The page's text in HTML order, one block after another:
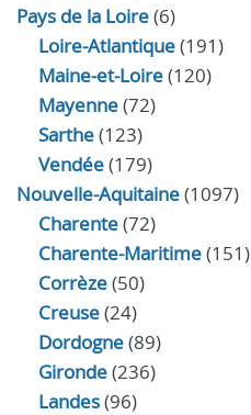
Pays de la Loire(6)
Loire-Atlantique(191)
Maine-et-Loire(120)
Mayenne(72)
Sarthe(123)
Vendée(179)
Nouvelle-Aquitaine(1097)
Charente(72)
Charente-Maritime(151)
Corrèze(50)
Creuse(24)
Dordogne(89)
Gironde(236)
Landes(96)